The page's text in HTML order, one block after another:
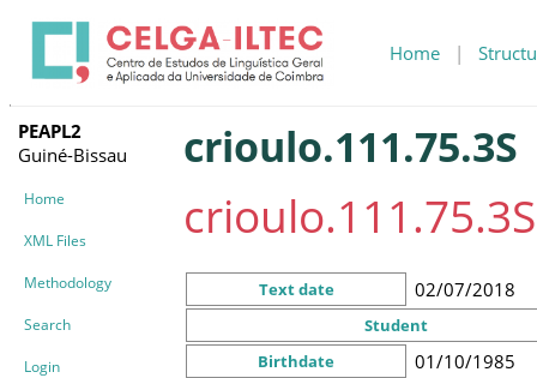
Home |
PEAPL2
Guiné-Bissau
Home
XML Files
Methodology
Search
Login
crioulo.111.75.3S
crioulo.111.75.3S
Text date 02/07/2018
Student
Birthdate
01/10/1985